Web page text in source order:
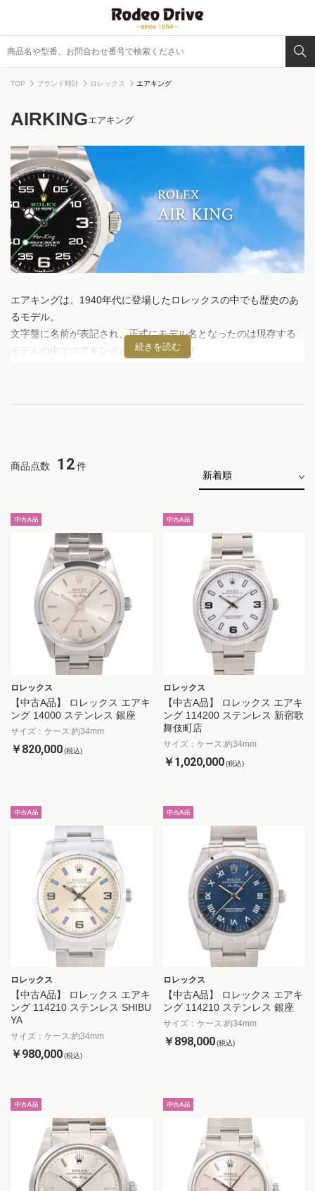
TOP ブランド時計 ロレックス エアキング
AIRKINGエアキング
エアキングは、1940年代に登場したロレックスの中でも歴史のあ
るモデル。
文字盤に名前が表記され、正式にモデル名となったのは現存する
モデルの中でエアキングが最古と言えます。
シンプルな3針で当初はクロノメーターのないシンプルなものでし
たが、2007年にモデルチェンジされるとクロノメーターモデルへ
高騰するロレックスのスポーツモデルの中でも比較的価格が安定
していることも人気の理由の一つ。
ロデオドライブでは新旧問わず豊富なモデルを取り揃えていま
商品点数 12件
ロレックス
【中古A品】 ロレックス エアキ
ング 14000 ステンレス 銀座
サイズ：ケース:約34mm
￥820,000(税込)
ロレックス
【中古A品】 ロレックス エアキ
ング 114200 ステンレス 新宿歌
舞伎町店
サイズ：ケース:約34mm
￥1,020,000 (税込)
ロレックス
【中古A品】 ロレックス エアキ
ング 114210 ステンレス SHIBU
YA
サイズ：ケース:約34mm
￥980,000(税込)
ロレックス
【中古A品】 ロレックス エアキ
ング 114210 ステンレス 銀座
サイズ：ケース:約34mm
￥898,000 (税込)